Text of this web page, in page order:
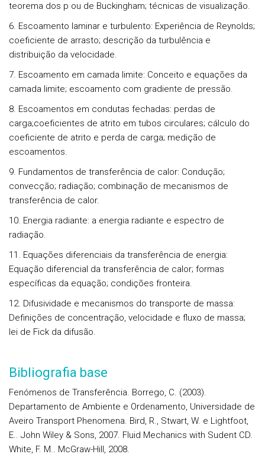
teorema dos p ou de Buckingham; técnicas de visualização.
6. Escoamento laminar e turbulento: Experiência de Reynolds;
coeficiente de arrasto; descrição da turbulência e
distribuição da velocidade.
7. Escoamento em camada limite: Conceito e equações da
camada limite; escoamento com gradiente de pressão.
8. Escoamentos em condutas fechadas: perdas de
carga;coeficientes de atrito em tubos circulares; cálculo do
coeficiente de atrito e perda de carga; medição de
escoamentos.
9. Fundamentos de transferência de calor: Condução;
convecção; radiação; combinação de mecanismos de
transferência de calor.
10. Energia radiante: a energia radiante e espectro de
radiação.
11. Equações diferenciais da transferência de energia:
Equação diferencial da transferência de calor; formas
específicas da equação; condições fronteira.
12. Difusividade e mecanismos do transporte de massa:
Definições de concentração, velocidade e fluxo de massa;
lei de Fick da difusão.
Bibliografia base
Fenómenos de Transferência. Borrego, C. (2003).
Departamento de Ambiente e Ordenamento, Universidade de
Aveiro Transport Phenomena. Bird, R., Stwart, W. e Lightfoot,
E.. John Wiley & Sons, 2007. Fluid Mechanics with Sudent CD.
White, F. M.. McGraw-Hill, 2008.